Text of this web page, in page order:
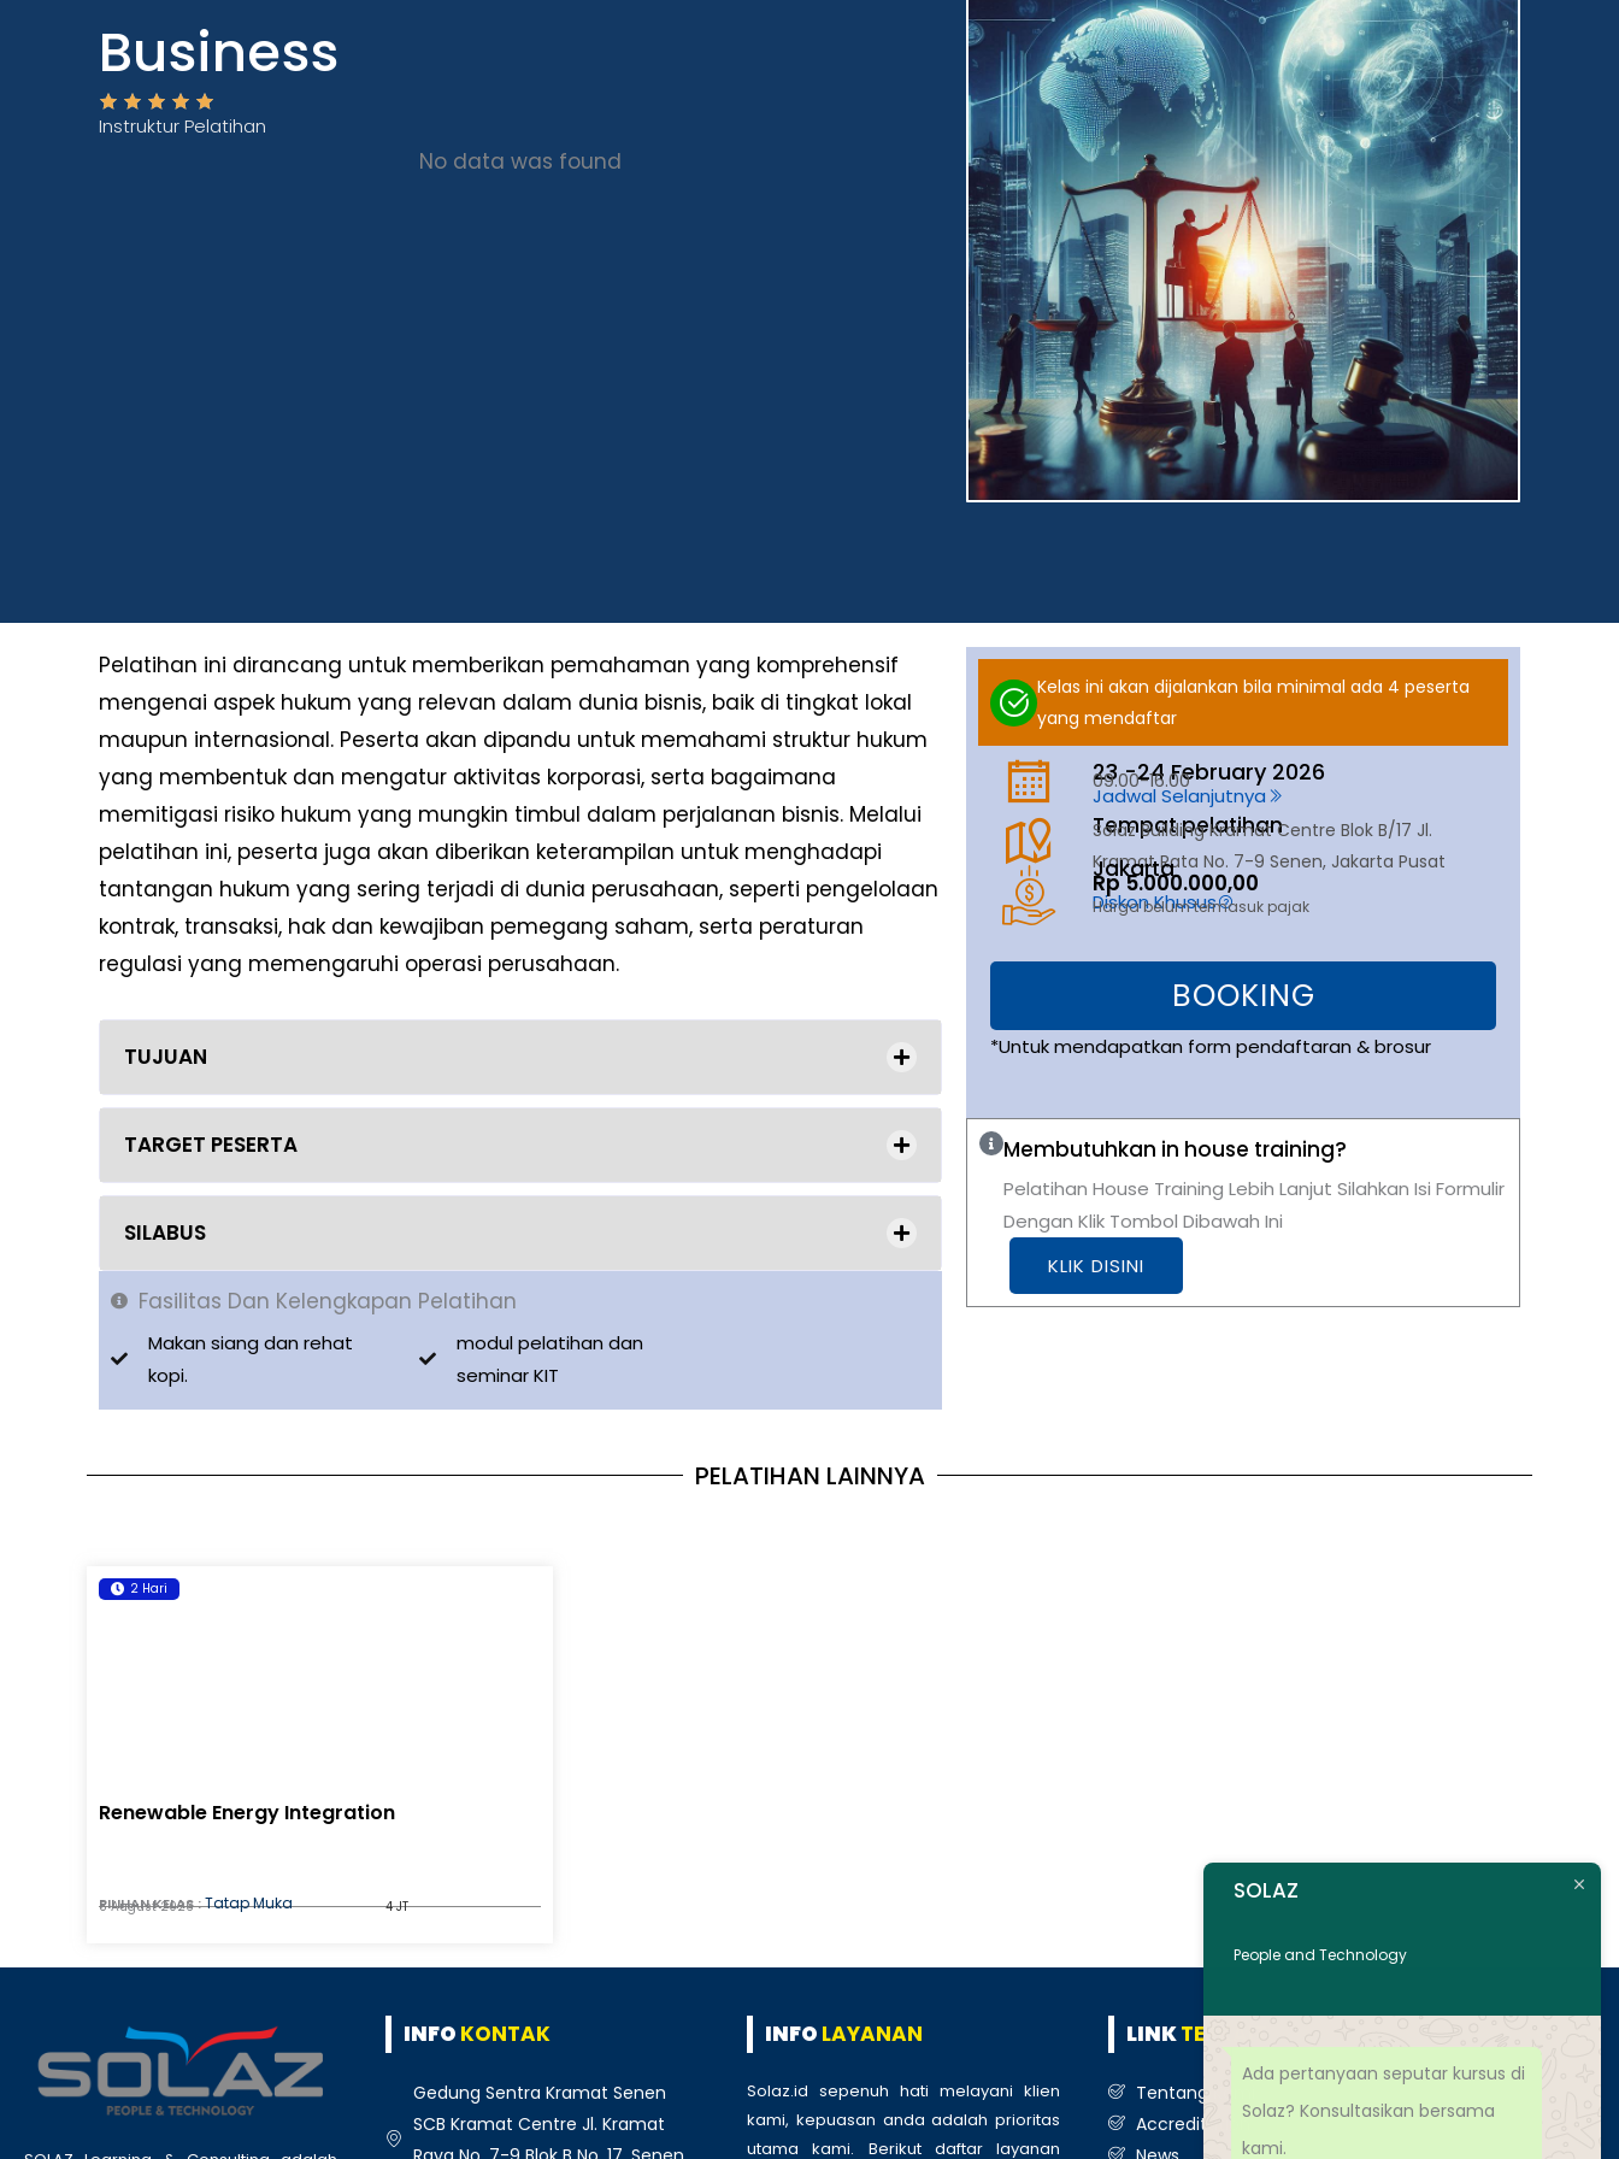
Business
Instruktur Pelatihan
No data was found
Pelatihan ini dirancang untuk memberikan pemahaman yang komprehensif
mengenai aspek hukum yang relevan dalam dunia bisnis, baik di tingkat lokal
maupun internasional. Peserta akan dipandu untuk memahami struktur hukum
yang membentuk dan mengatur aktivitas korporasi, serta bagaimana
memitigasi risiko hukum yang mungkin timbul dalam perjalanan bisnis. Melalui
pelatihan ini, peserta juga akan diberikan keterampilan untuk menghadapi
tantangan hukum yang sering terjadi di dunia perusahaan, seperti pengelolaan
kontrak, transaksi, hak dan kewajiban pemegang saham, serta peraturan
regulasi yang memengaruhi operasi perusahaan.
TUJUAN
TARGET PESERTA
SILABUS
Fasilitas Dan Kelengkapan Pelatihan
Makan siang dan rehat
kopi.
modul pelatihan dan
seminar KIT
Kelas ini akan dijalankan bila minimal ada 4 peserta
yang mendaftar
23 -24 February 2026
09.00-16.00
Jadwal Selanjutnya
Tempat pelatihan
Solaz Building Kramat Centre Blok B/17 Jl.
Kramat Rata No. 7-9 Senen, Jakarta Pusat
Jakarta
Rp 5.000.000,00
Diskon Khusus
Harga belum termasuk pajak
BOOKING
*Untuk mendapatkan form pendaftaran & brosur
Membutuhkan in house training?
Pelatihan House Training Lebih Lanjut Silahkan Isi Formulir
Dengan Klik Tombol Dibawah Ini
KLIK DISINI
PELATIHAN LAINNYA
2 Hari
Renewable Energy Integration
PILIHAN KELAS :Tatap Muka
8 August 2026 4 JT
INFO KONTAK
Gedung Sentra Kramat Senen
SCB Kramat Centre Jl. Kramat
INFO LAYANAN
Solaz.id sepenuh hati melayani klien
kami, kepuasan anda adalah prioritas
utama kami. Berikut daftar layanan
LINKTERKAIT
Tentang Kami
Accreditation
SOLAZ
People and Technology
Ada pertanyaan seputar kursus di
Solaz? Konsultasikan bersama
kami.